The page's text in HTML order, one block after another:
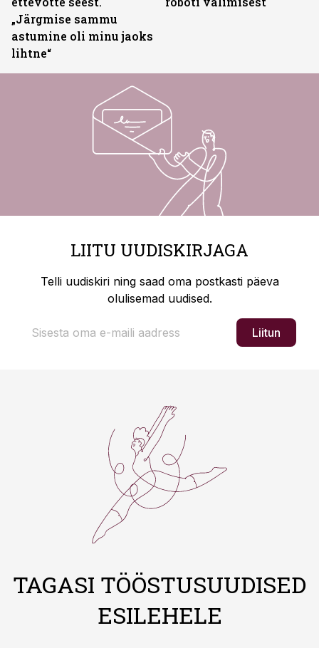
„Järgmise sammu
astumine oli minu jaoks
lihtne“
LIITU UUDISKIRJAGA
Telli uudiskiri ning saad oma postkasti päeva
olulisemad uudised.
Liitun
TAGASI TÖÖSTUSUUDISED
ESILEHELE